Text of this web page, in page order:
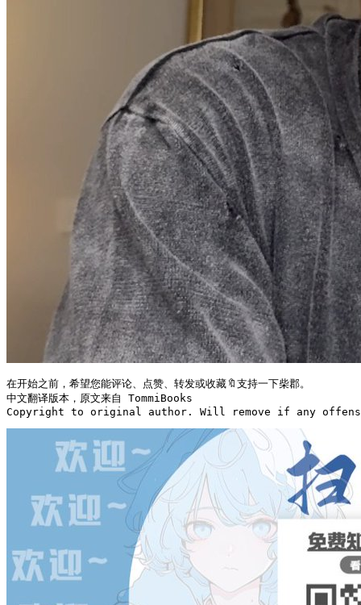
在开始之前，希望您能评论、点赞、转发或收藏🔖支持一下柴郡。
中文翻译版本，原文来自 TommiBooks
Copyright to original author. Will remove if any